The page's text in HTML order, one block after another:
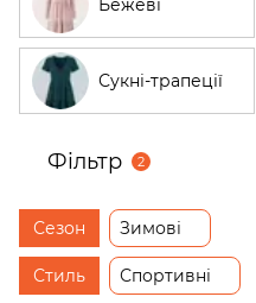
Бежеві
Сукні-трапеції
Фільтр 2
Сезон Зимові
Стиль Спортивні